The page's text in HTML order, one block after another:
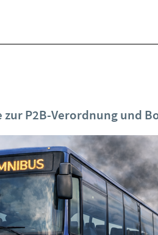
P2B-Verordnung und